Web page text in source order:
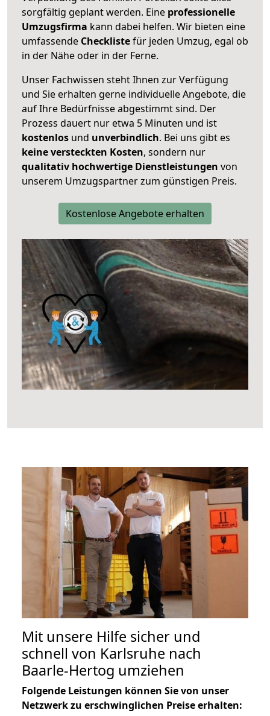
sorgfältig geplant werden. Eine professionelle
Umzugsfirma kann dabei helfen. Wir bieten eine
umfassende Checklistefür jeden Umzug, egal ob
in der Nähe oder in der Ferne.
Unser Fachwissen steht Ihnen zur Verfügung
und Sie erhalten gerne individuelle Angebote, die
auf Ihre Bedürfnisse abgestimmt sind. Der
Prozess dauert nur etwa 5 Minuten und ist
kostenlos und unverbindlich. Bei uns gibt es
keine versteckten Kosten, sondern nur
qualitativ hochwertige Dienstleistungen von
unserem Umzugspartner zum günstigen Preis.
Kostenlose Angebote erhalten
Mit unsere Hilfe sicher und
schnell von Karlsruhe nach
Baarle-Hertog umziehen
Folgende Leistungen können Sie von unser
Netzwerk zu erschwinglichen Preise erhalten: